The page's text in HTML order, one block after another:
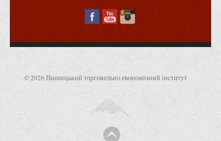
© 2026 Вінницький торговельно економічний інститут